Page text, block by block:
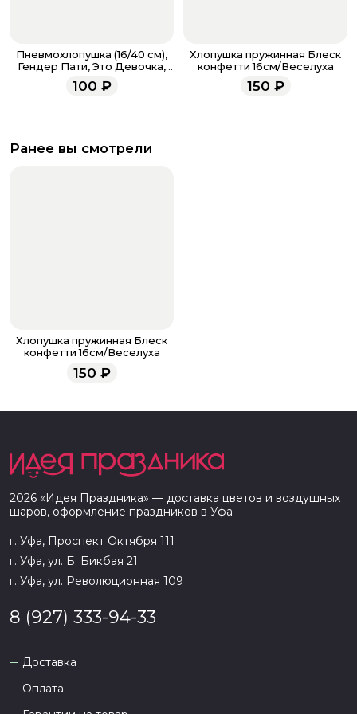
Пневмохлопушка (16/40 см),
Гендер Пати, Это Девочка,
Круги фольга и тишью,
Белый/Розовый/Розовое зол
100 ₽
Хлопушка пружинная Блеск
конфетти 16см/Веселуха
150 ₽
Ранее вы смотрели
Хлопушка пружинная Блеск
конфетти 16см/Веселуха
150 ₽
2026 «Идея Праздника» — доставка цветов и воздушных
шаров, оформление праздников в Уфа
г. Уфа, Проспект Октября 111
г. Уфа, ул. Б. Бикбая 21
г. Уфа, ул. Революционная 109
8 (927) 333-94-33
Доставка
Оплата